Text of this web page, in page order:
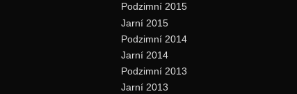
Podzimní 2015
Jarní 2015
Podzimní 2014
Jarní 2014
Podzimní 2013
Jarní 2013